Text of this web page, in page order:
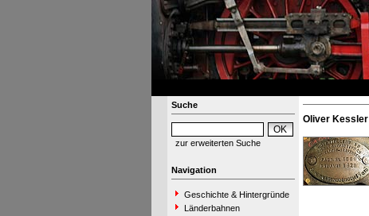
Suche
zur erweiterten Suche
Navigation
Geschichte & Hintergründe
Länderbahnen
Oliver Kessler